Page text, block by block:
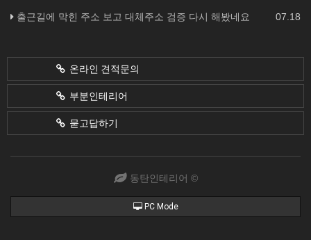
07.18
출근길에 막힌 주소 보고 대체주소 검증 다시 해봤네요
온라인 견적문의
부분인테리어
묻고답하기
동탄인테리어 ©
PC Mode